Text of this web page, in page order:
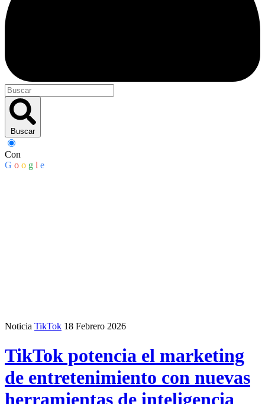
Buscar
Con
G o o g l e
Noticia TikTok 18 Febrero 2026
TikTok potencia el marketing
de entretenimiento con nuevas
herramientas de inteligencia